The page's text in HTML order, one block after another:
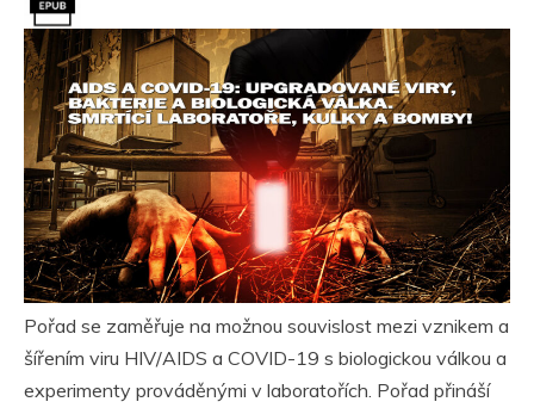
Pořad se zaměřuje na možnou souvislost mezi vznikem a
šířením viru HIV/AIDS a COVID-19 s biologickou válkou a
experimenty prováděnými v laboratořích. Pořad přináší